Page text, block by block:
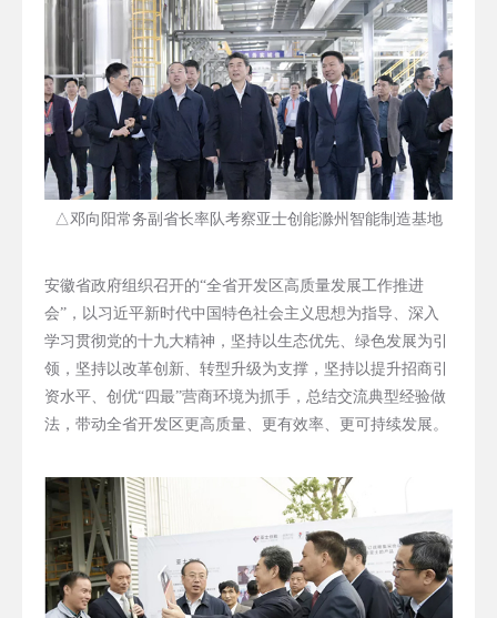
△邓向阳常务副省长率队考察亚士创能滁州智能制造基地
安徽省政府组织召开的“全省开发区高质量发展工作推进
会”，以习近平新时代中国特色社会主义思想为指导、深入
学习贯彻党的十九大精神，坚持以生态优先、绿色发展为引
领，坚持以改革创新、转型升级为支撑，坚持以提升招商引
资水平、创优“四最”营商环境为抓手，总结交流典型经验做
法，带动全省开发区更高质量、更有效率、更可持续发展。